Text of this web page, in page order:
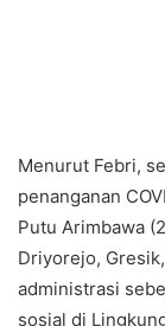
Menurut Febri,
penanganan
Putu Arimbawa
Driyorejo,
administrasi
sosial di